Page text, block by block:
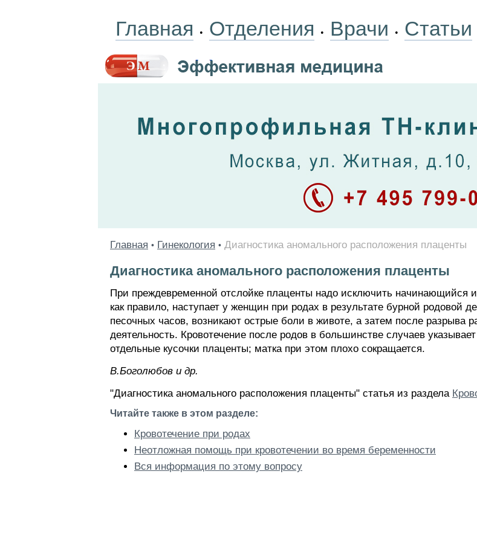
Главная • Отделения • Врачи • Статьи
Главная • Гинекология • Диагностика аномального расположения плаценты
Диагностика аномального расположения плаценты
При преждевременной отслойке плаценты надо исключить начинающийся
как правило, наступает у женщин при родах в результате бурной родовой
песочных часов, возникают острые боли в животе, а затем после разрыва
деятельность. Кровотечение после родов в большинстве случаев
отдельные кусочки плаценты; матка при этом плохо сокращается.
В.Боголюбов и др.
"Диагностика аномального расположения плаценты" статья из раздела
Читайте также в этом разделе:
Кровотечение при родах
Неотложная помощь при кровотечении во время беременности
Вся информация по этому вопросу